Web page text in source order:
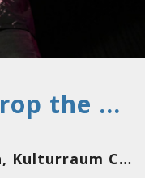
Varieté Show - Drop the Beat!
21.01.23 in Friedrichshafen, Kulturraum Casino